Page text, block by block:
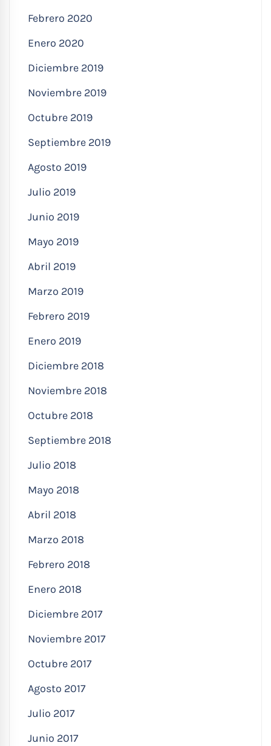
Febrero 2020
Enero 2020
Diciembre 2019
Noviembre 2019
Octubre 2019
Septiembre 2019
Agosto 2019
Julio 2019
Junio 2019
Mayo 2019
Abril 2019
Marzo 2019
Febrero 2019
Enero 2019
Diciembre 2018
Noviembre 2018
Octubre 2018
Septiembre 2018
Julio 2018
Mayo 2018
Abril 2018
Marzo 2018
Febrero 2018
Enero 2018
Diciembre 2017
Noviembre 2017
Octubre 2017
Agosto 2017
Julio 2017
Junio 2017